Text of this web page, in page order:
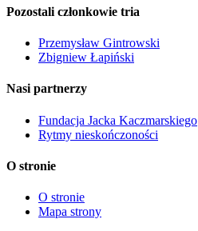
Pozostali członkowie tria
Przemysław Gintrowski
Zbigniew Łapiński
Nasi partnerzy
Fundacja Jacka Kaczmarskiego
Rytmy nieskończoności
O stronie
O stronie
Mapa strony